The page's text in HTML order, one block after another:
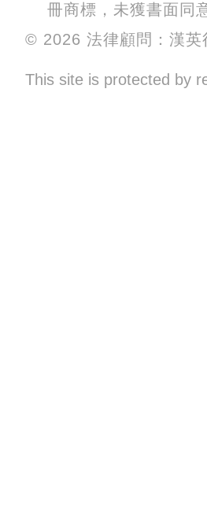
冊商標，未獲書面同
© 2026 法律顧問：漢
This site is protected by